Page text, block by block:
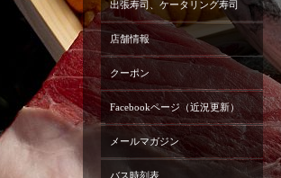
出張寿司、ケータリング寿司
店舗情報
クーポン
Facebookページ（近況更新）
メールマガジン
バス時刻表